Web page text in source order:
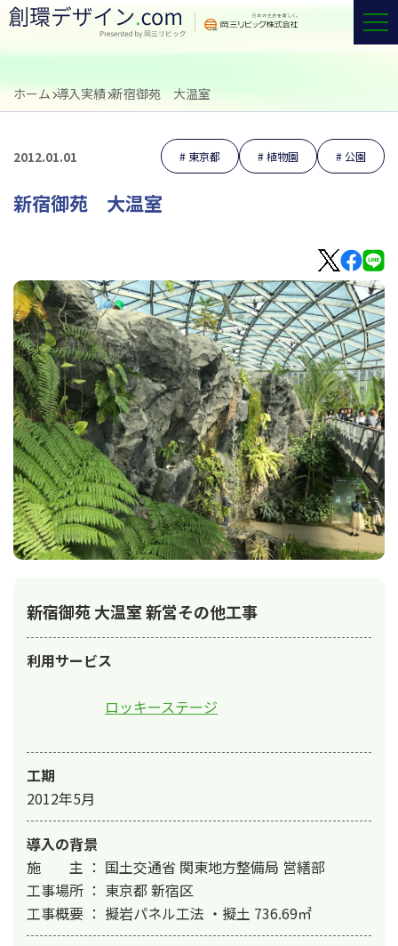
ホーム 導入実績 新宿御苑 大温室
2012.01.01 東京都 植物園 公園
新宿御苑 大温室
新宿御苑 大温室 新営その他工事
利用サービス
ロッキーステージ
工期
2012年5月
導入の背景
施　　主 ： 国土交通省 関東地方整備局 営繕部
工事場所 ： 東京都 新宿区
工事概要 ： 擬岩パネル工法 ・擬土 736.69㎡